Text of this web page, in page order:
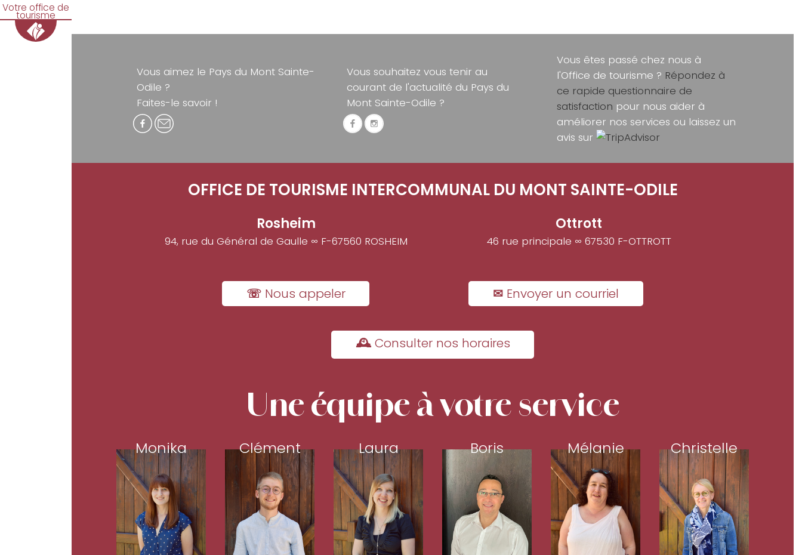
Votre office de
tourisme
Vous aimez le Pays du Mont Sainte-
Odile ?
Faites-le savoir !
Vous souhaitez vous tenir au
courant de l'actualité du Pays du
Mont Sainte-Odile ?
Vous êtes passé chez nous à
l'Office de tourisme ? Répondez à
ce rapide questionnaire de
satisfaction pour nous aider à
améliorer nos services ou laissez un
avis sur
OFFICE DE TOURISME INTERCOMMUNAL DU MONT SAINTE-ODILE
Rosheim
94, rue du Général de Gaulle ∞ F-67560 ROSHEIM
Ottrott
46 rue principale ∞ 67530 F-OTTROTT
☏ Nous appeler ✉ Envoyer un courriel
🕰 Consulter nos horaires
Une équipe à votre service
Monika Clément Laura Boris Mélanie Christelle